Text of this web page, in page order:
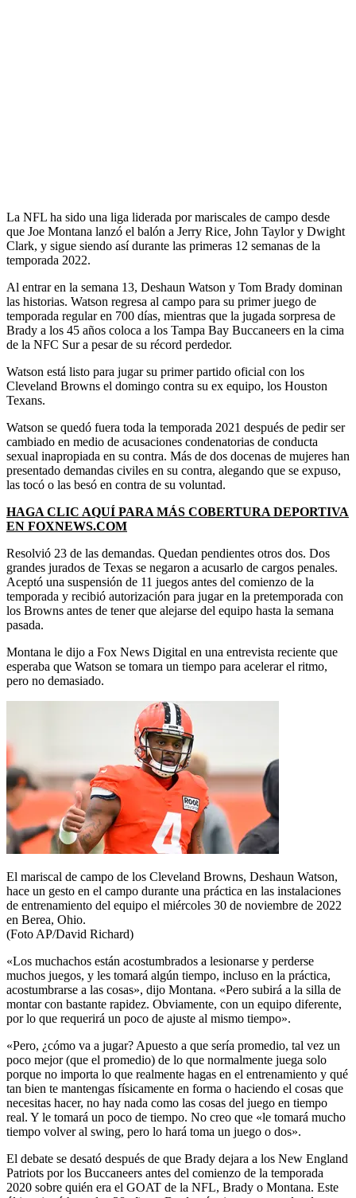
La NFL ha sido una liga liderada por mariscales de campo desde
que Joe Montana lanzó el balón a Jerry Rice, John Taylor y Dwight
Clark, y sigue siendo así durante las primeras 12 semanas de la
temporada 2022.
Al entrar en la semana 13, Deshaun Watson y Tom Brady dominan
las historias. Watson regresa al campo para su primer juego de
temporada regular en 700 días, mientras que la jugada sorpresa de
Brady a los 45 años coloca a los Tampa Bay Buccaneers en la cima
de la NFC Sur a pesar de su récord perdedor.
Watson está listo para jugar su primer partido oficial con los
Cleveland Browns el domingo contra su ex equipo, los Houston
Texans.
Watson se quedó fuera toda la temporada 2021 después de pedir ser
cambiado en medio de acusaciones condenatorias de conducta
sexual inapropiada en su contra. Más de dos docenas de mujeres han
presentado demandas civiles en su contra, alegando que se expuso,
las tocó o las besó en contra de su voluntad.
HAGA CLIC AQUÍ PARA MÁS COBERTURA DEPORTIVA
EN FOXNEWS.COM
Resolvió 23 de las demandas. Quedan pendientes otros dos. Dos
grandes jurados de Texas se negaron a acusarlo de cargos penales.
Aceptó una suspensión de 11 juegos antes del comienzo de la
temporada y recibió autorización para jugar en la pretemporada con
los Browns antes de tener que alejarse del equipo hasta la semana
pasada.
Montana le dijo a Fox News Digital en una entrevista reciente que
esperaba que Watson se tomara un tiempo para acelerar el ritmo,
pero no demasiado.
El mariscal de campo de los Cleveland Browns, Deshaun Watson,
hace un gesto en el campo durante una práctica en las instalaciones
de entrenamiento del equipo el miércoles 30 de noviembre de 2022
en Berea, Ohio.
(Foto AP/David Richard)
«Los muchachos están acostumbrados a lesionarse y perderse
muchos juegos, y les tomará algún tiempo, incluso en la práctica,
acostumbrarse a las cosas», dijo Montana. «Pero subirá a la silla de
montar con bastante rapidez. Obviamente, con un equipo diferente,
por lo que requerirá un poco de ajuste al mismo tiempo».
«Pero, ¿cómo va a jugar? Apuesto a que sería promedio, tal vez un
poco mejor (que el promedio) de lo que normalmente juega solo
porque no importa lo que realmente hagas en el entrenamiento y qué
tan bien te mantengas físicamente en forma o haciendo el cosas que
necesitas hacer, no hay nada como las cosas del juego en tiempo
real. Y le tomará un poco de tiempo. No creo que «le tomará mucho
tiempo volver al swing, pero lo hará toma un juego o dos».
El debate se desató después de que Brady dejara a los New England
Patriots por los Buccaneers antes del comienzo de la temporada
2020 sobre quién era el GOAT de la NFL, Brady o Montana. Este